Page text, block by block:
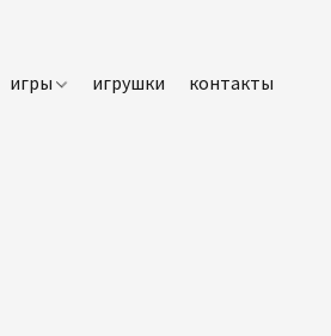
игры игрушки контакты